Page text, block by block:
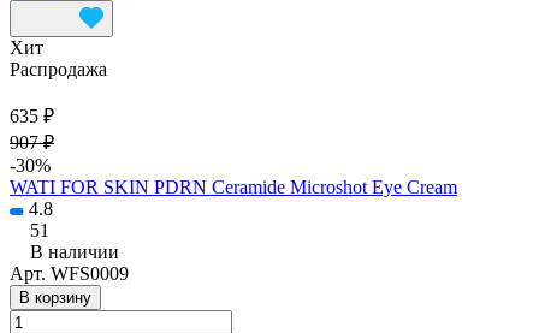
Хит
Распродажа
635 ₽
907 ₽
-30%
WATI FOR SKIN PDRN Ceramide Microshot Eye Cream
4.8
51
В наличии
Арт. WFS0009
В корзину